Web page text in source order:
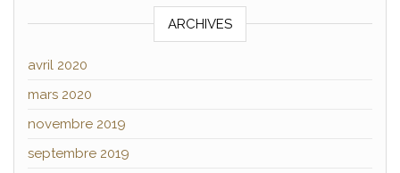
ARCHIVES
avril 2020
mars 2020
novembre 2019
septembre 2019